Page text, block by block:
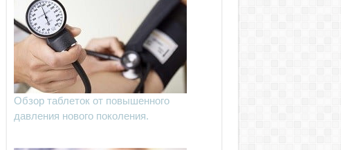
Обзор таблеток от повышенного
давления нового поколения.